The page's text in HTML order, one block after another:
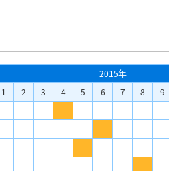
2015年
1 2 3 4 5 6 7 8 9